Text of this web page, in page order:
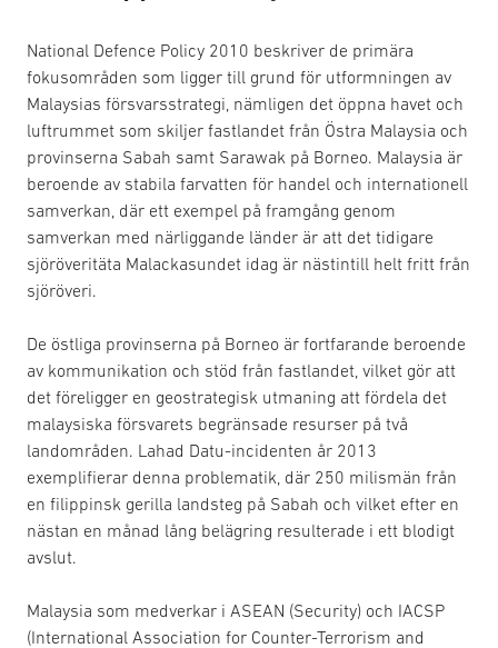
National Defence Policy 2010 beskriver de primära
fokusområden som ligger till grund för utformningen av
Malaysias försvarsstrategi, nämligen det öppna havet och
luftrummet som skiljer fastlandet från Östra Malaysia och
provinserna Sabah samt Sarawak på Borneo. Malaysia är
beroende av stabila farvatten för handel och internationell
samverkan, där ett exempel på framgång genom
samverkan med närliggande länder är att det tidigare
sjöröveritäta Malackasundet idag är nästintill helt fritt från
sjöröveri.
De östliga provinserna på Borneo är fortfarande beroende
av kommunikation och stöd från fastlandet, vilket gör att
det föreligger en geostrategisk utmaning att fördela det
malaysiska försvarets begränsade resurser på två
landområden. Lahad Datu-incidenten år 2013
exemplifierar denna problematik, där 250 milismän från
en filippinsk gerilla landsteg på Sabah och vilket efter en
nästan en månad lång belägring resulterade i ett blodigt
avslut.
Malaysia som medverkar i ASEAN (Security) och IACSP
(International Association for Counter-Terrorism and